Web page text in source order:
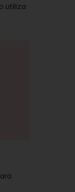
utiliza